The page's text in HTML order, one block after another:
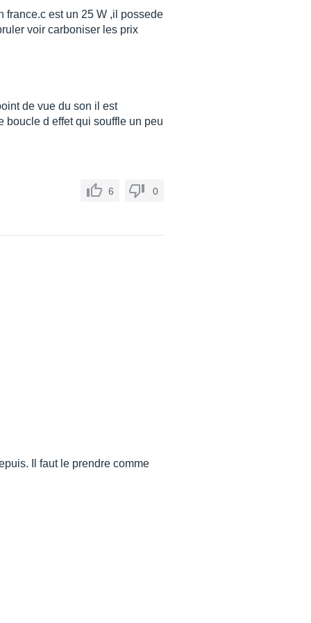
france.c est un 25 W ,il possede
voir carboniser les prix
de vue du son il est
boucle d effet qui souffle un peu
6 0
Il faut le prendre comme